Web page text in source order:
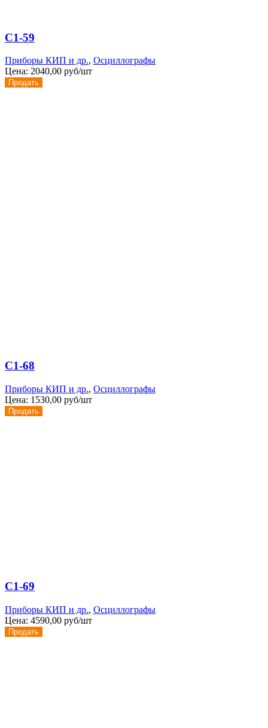
С1-59
Приборы КИП и др., Осциллографы
Цена: 2040,00 руб/шт
Продать
С1-68
Приборы КИП и др., Осциллографы
Цена: 1530,00 руб/шт
Продать
С1-69
Приборы КИП и др., Осциллографы
Цена: 4590,00 руб/шт
Продать